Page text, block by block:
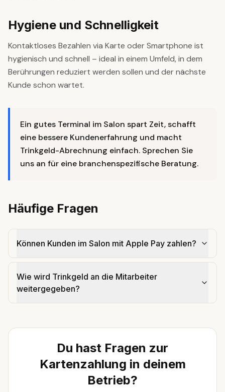
Hygiene und Schnelligkeit
Kontaktloses Bezahlen via Karte oder Smartphone ist
hygienisch und schnell – ideal in einem Umfeld, in dem
Berührungen reduziert werden sollen und der nächste
Kunde schon wartet.
Ein gutes Terminal im Salon spart Zeit, schafft
eine bessere Kundenerfahrung und macht
Trinkgeld-Abrechnung einfach. Sprechen Sie
uns an für eine branchenspezifische Beratung.
Häufige Fragen
Können Kunden im Salon mit Apple Pay zahlen?
Wie wird Trinkgeld an die Mitarbeiter
weitergegeben?
Du hast Fragen zur
Kartenzahlung in deinem
Betrieb?